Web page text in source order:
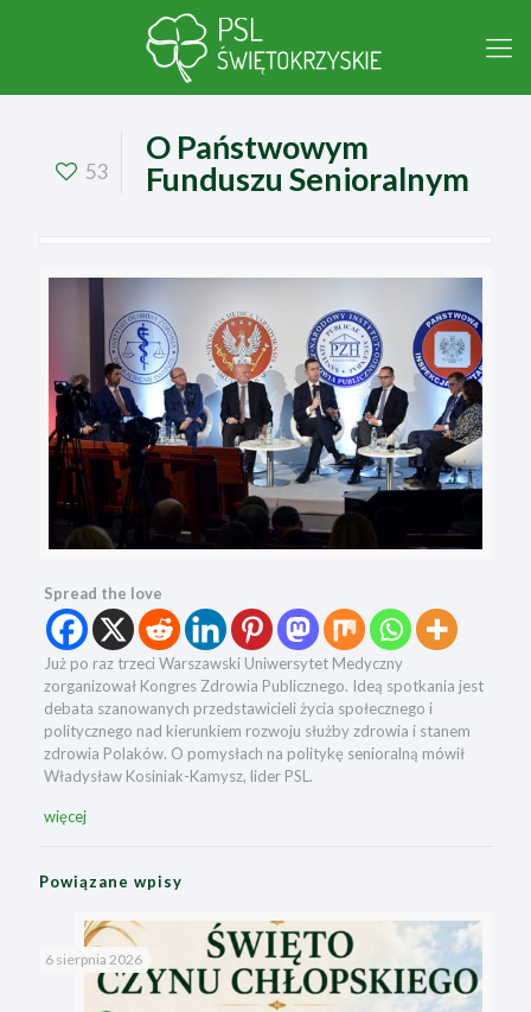
53
O Państwowym
Funduszu Senioralnym
Spread the love
Już po raz trzeci Warszawski Uniwersytet Medyczny
zorganizował Kongres Zdrowia Publicznego. Ideą spotkania jest
debata szanowanych przedstawicieli życia społecznego i
politycznego nad kierunkiem rozwoju służby zdrowia i stanem
zdrowia Polaków. O pomysłach na politykę senioralną mówił
Władysław Kosiniak-Kamysz, lider PSL.
więcej
Powiązane wpisy
6 sierpnia 2026